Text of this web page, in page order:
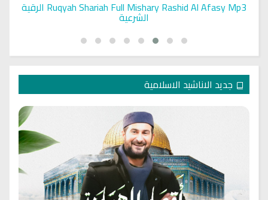
Ruqyah Shariah Full Mishary Rashid Al Afasy Mp3 الرقية
الشرعية
جديد الاناشيد الاسلامية